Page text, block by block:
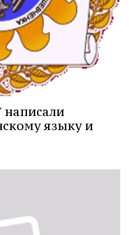
языку и